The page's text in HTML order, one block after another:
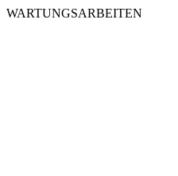
WARTUNGSARBEITEN